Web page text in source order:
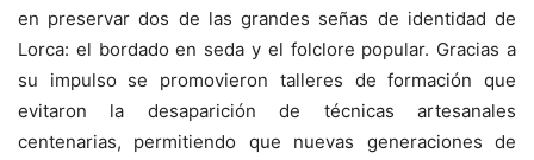
en preservar dos de las grandes señas de identidad de
Lorca: el bordado en seda y el folclore popular. Gracias a
su impulso se promovieron talleres de formación que
evitaron la desaparición de técnicas artesanales
centenarias, permitiendo que nuevas generaciones de